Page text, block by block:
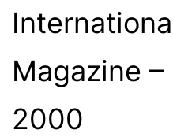
Magazine
2000